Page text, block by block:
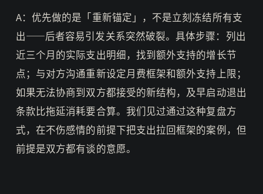
A：优先做的是「重新锚定」，不是立刻冻结所有支
出——后者容易引发关系突然破裂。具体步骤：列出
近三个月的实际支出明细，找到额外支持的增长节
点；与对方沟通重新设定月费框架和额外支持上限；
如果无法协商到双方都接受的新结构，及早启动退出
条款比拖延消耗要合算。我们见过通过这种复盘方
式，在不伤感情的前提下把支出拉回框架的案例，但
前提是双方都有谈的意愿。